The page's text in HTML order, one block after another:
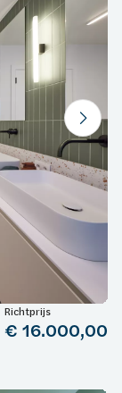
Richtprijs
€ 16.000,00